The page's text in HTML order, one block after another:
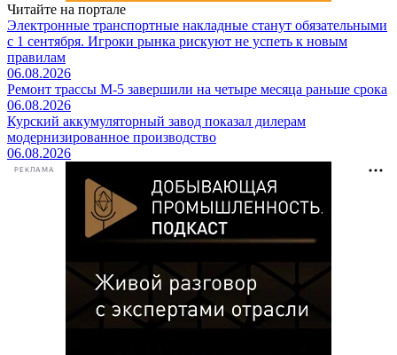
Читайте на портале
Электронные транспортные накладные станут обязательными
с 1 сентября. Игроки рынка рискуют не успеть к новым
правилам
06.08.2026
Ремонт трассы М-5 завершили на четыре месяца раньше срока
06.08.2026
Курский аккумуляторный завод показал дилерам
модернизированное производство
06.08.2026
РЕКЛАМА